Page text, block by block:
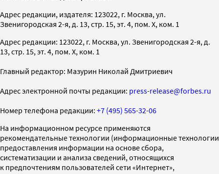
Адрес редакции, издателя: 123022, г. Москва, ул.
Звенигородская 2-я, д. 13, стр. 15, эт. 4, пом. X, ком. 1
Адрес редакции: 123022, г. Москва, ул. Звенигородская 2-я, д.
13, стр. 15, эт. 4, пом. X, ком. 1
Главный редактор: Мазурин Николай Дмитриевич
Адрес электронной почты редакции: press-release@forbes.ru
Номер телефона редакции: +7 (495) 565-32-06
На информационном ресурсе применяются
рекомендательные технологии (информационные технологии
предоставления информации на основе сбора,
систематизации и анализа сведений, относящихся
к предпочтениям пользователей сети «Интернет»,